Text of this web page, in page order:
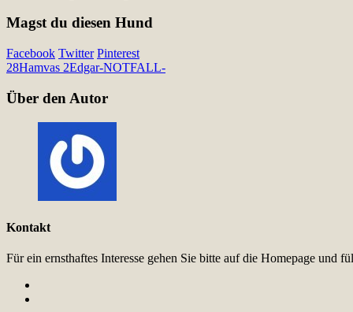
Magst du diesen Hund
Facebook Twitter Pinterest
28Hamvas 2Edgar-NOTFALL-
Über den Autor
Kontakt
Für ein ernsthaftes Interesse gehen Sie bitte auf die Homepage und